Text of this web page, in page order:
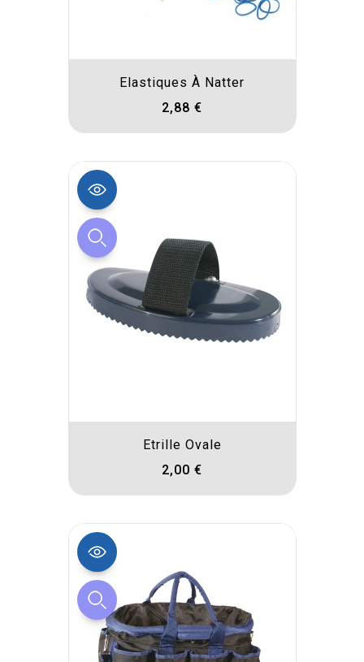
Elastiques À Natter
2,88 €
Etrille Ovale
2,00 €